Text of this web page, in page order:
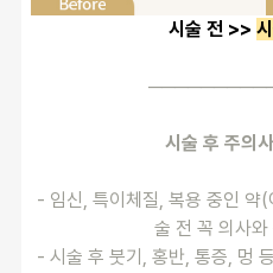
시술 전 >>
시술 후 주의
- 임신, 특이체질, 복용 중인 약
술 전 꼭 의사
- 시술 후 붓기, 홍반, 통증, 멍